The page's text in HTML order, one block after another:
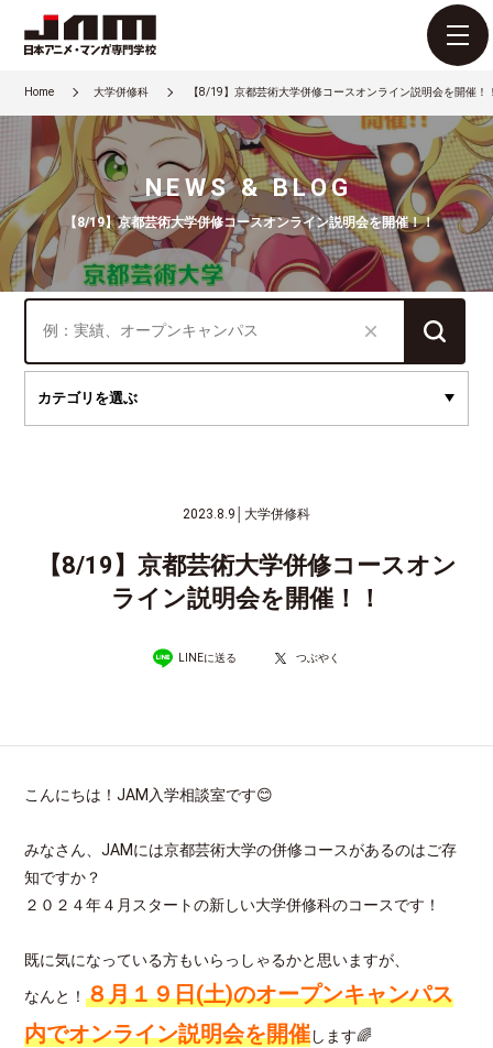
Home 大学併修科 【8/19】京都芸術大学併修コースオンライン説明会を開催！
NEWS & BLOG
【8/19】京都芸術大学併修コースオンライン説明会を開催！！
2023.8.9 大学併修科
【8/19】京都芸術大学併修コースオン
ライン説明会を開催！！
LINEに送る つぶやく
こんにちは！JAM入学相談室です😊
みなさん、JAMには京都芸術大学の併修コースがあるのはご存
知ですか？
２０２４年４月スタートの新しい大学併修科のコースです！
既に気になっている方もいらっしゃるかと思いますが、
なんと！８月１９日(土)のオープンキャンパス
内でオンライン説明会を開催します🌈